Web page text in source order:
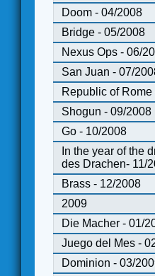
Doom - 04/2008
Bridge - 05/2008
Nexus Ops - 06/
San Juan - 07/
Republic of Rome
Shogun - 09/2008
Go - 10/2008
In the year of the
des Drachen- 11/
Brass - 12/2008
2009
Die Macher - 01/
Juego del Mes -
Dominion - 03/